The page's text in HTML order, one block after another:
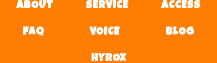
ABOUT SERVICE ACCESS
FAQ VOICE BLOG
HYROX